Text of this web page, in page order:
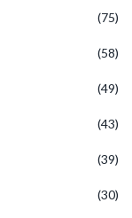
(75)
(58)
(49)
(43)
(39)
(30)